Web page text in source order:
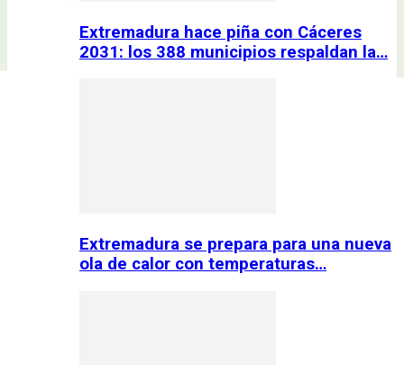
Extremadura hace piña con Cáceres
2031: los 388 municipios respaldan la…
Extremadura se prepara para una nueva
ola de calor con temperaturas…